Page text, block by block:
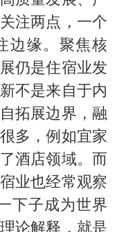
注两点，一个
边缘。聚焦核
仍是住宿业发
不是来自于内
拓展边界，融
多，例如宜家
酒店领域。而
业也经常观察
下子成为世界
论解释，就是